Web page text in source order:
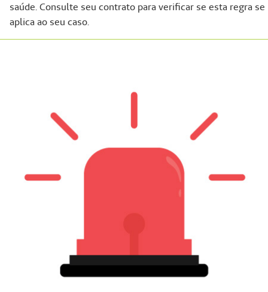
saúde. Consulte seu contrato para verificar se esta regra se
aplica ao seu caso.